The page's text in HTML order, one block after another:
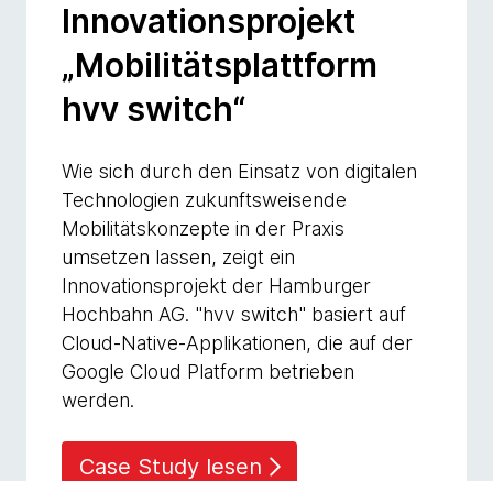
Innovationsprojekt
„Mobilitätsplattform
hvv switch“
Wie sich durch den Einsatz von digitalen
Technologien zukunftsweisende
Mobilitätskonzepte in der Praxis
umsetzen lassen, zeigt ein
Innovationsprojekt der Hamburger
Hochbahn AG. "hvv switch" basiert auf
Cloud-Native-Applikationen, die auf der
Google Cloud Platform betrieben
werden.
Case Study lesen